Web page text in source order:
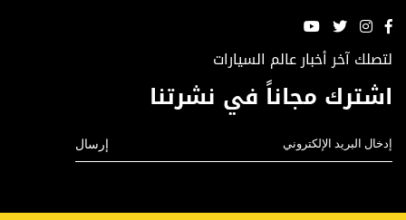
لتصلك آخر أخبار عالم السيارات
اشترك مجاناً في نشرتنا